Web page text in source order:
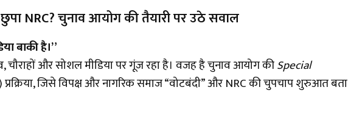
छुपा NRC? चुनाव आयोग की तैयारी पर उठे सवाल
बाकी है।”
चौराहों और सोशल मीडिया पर गूंज रहा है। वजह है चुनाव आयोग कीSpecial
प्रक्रिया, जिसे विपक्ष और नागरिक समाज “वोटबंदी” और NRC की चुपचाप शुरुआत बता